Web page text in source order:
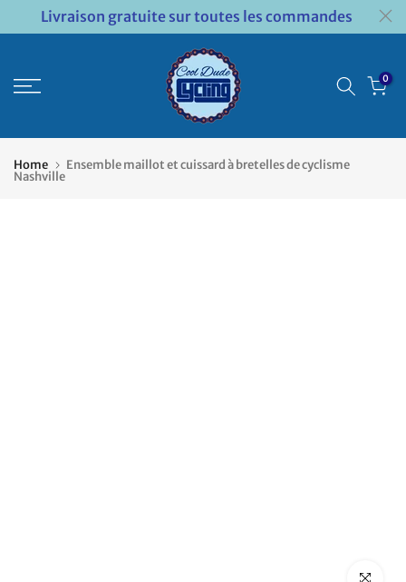
PasserLivraison gratuite sur toutes les commandes
0
Home Ensemble maillot et cuissard à bretelles de cyclisme
Nashville
Cliquez